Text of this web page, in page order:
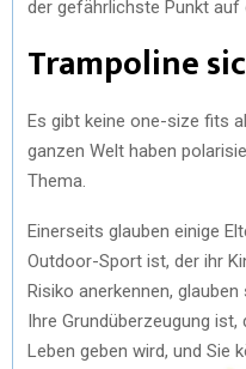
der gefährlichste Punkt auf
Trampoline
Es gibt keine one-size fits
ganzen Welt haben
Thema.
Einerseits glauben einige
Outdoor-Sport ist, der ihr
Risiko anerkennen,
Ihre Grundüberzeugung
Leben geben wird, und Sie